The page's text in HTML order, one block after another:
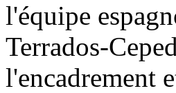
l'équipe
Terrados-
l'encadrement